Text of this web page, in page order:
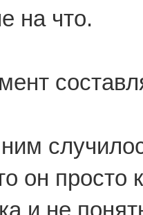
на что.
он просто
и не